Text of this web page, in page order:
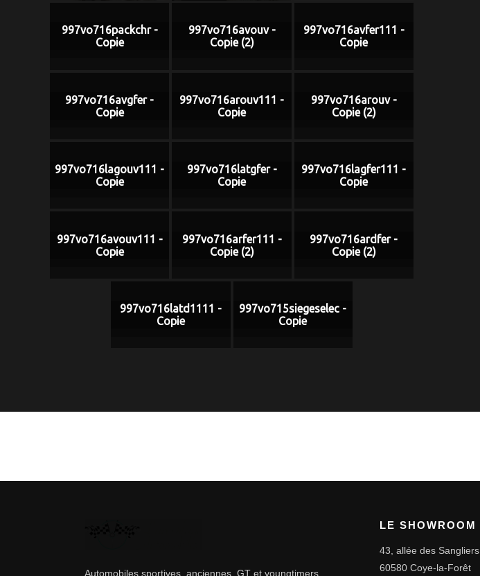
997vo716packchr -
Copie
997vo716avouv -
Copie (2)
997vo716avfer111 -
Copie
997vo716avgfer -
Copie
997vo716arouv111 -
Copie
997vo716arouv -
Copie (2)
997vo716lagouv111 -
Copie
997vo716latgfer -
Copie
997vo716lagfer111 -
Copie
997vo716avouv111 -
Copie
997vo716arfer111 -
Copie (2)
997vo716ardfer -
Copie (2)
997vo716latd1111 -
Copie
997vo715siegeselec -
Copie
Automobiles sportives, anciennes, GT et youngtimers.
LE SHOWROOM
43, allée des Sangliers
60580 Coye-la-Forêt